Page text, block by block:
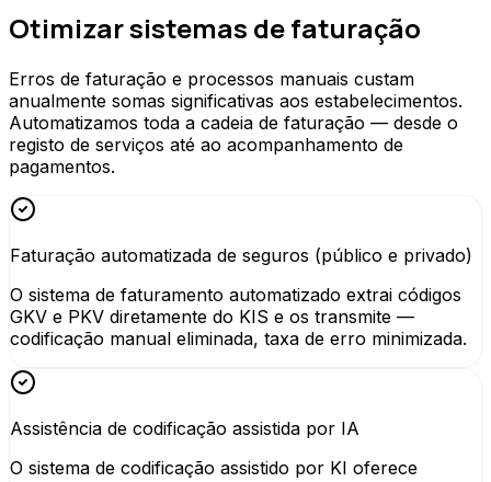
Otimizar sistemas de faturação
Erros de faturação e processos manuais custam
anualmente somas significativas aos estabelecimentos.
Automatizamos toda a cadeia de faturação — desde o
registo de serviços até ao acompanhamento de
pagamentos.
Faturação automatizada de seguros (público e privado)
O sistema de faturamento automatizado extrai códigos
GKV e PKV diretamente do KIS e os transmite —
codificação manual eliminada, taxa de erro minimizada.
Assistência de codificação assistida por IA
O sistema de codificação assistido por KI oferece